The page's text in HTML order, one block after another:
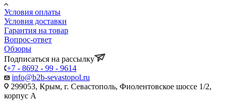
Условия оплаты
Условия доставки
Гарантия на товар
Вопрос-ответ
Обзоры
Подписаться на рассылку
+7 - 8692 - 99 - 9614
info@b2b-sevastopol.ru
299053, Крым, г. Севастополь, Фиолентовское шоссе 1/2,
корпус А